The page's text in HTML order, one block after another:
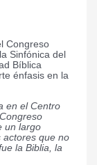
Congreso
Sinfónica del
Bíblica
énfasis en la
en el Centro
un largo
actores que no
la Biblia, la